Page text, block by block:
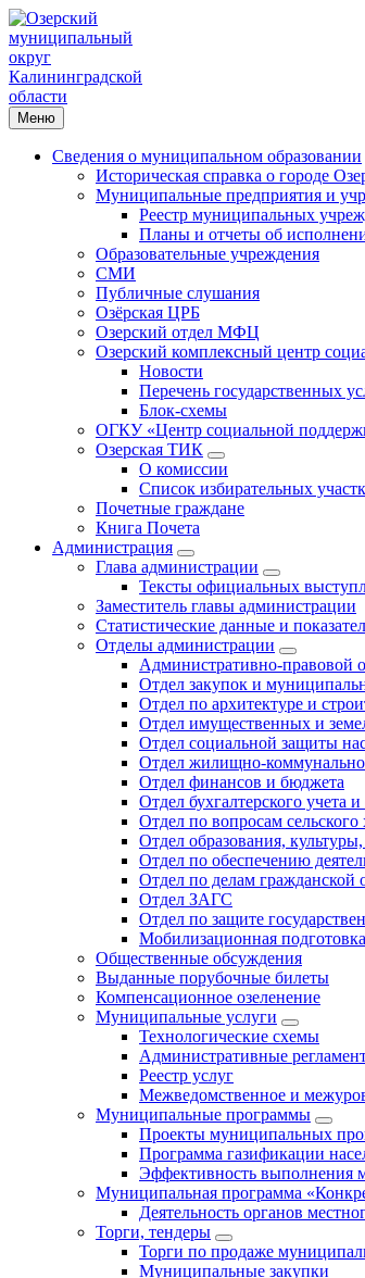
Меню
Сведения о муниципальном образовании
Историческая справка о городе
Муниципальные предприятия и
Реестр муниципальных
Планы и отчеты об
Образовательные учреждения
СМИ
Публичные слушания
Озёрская ЦРБ
Озерский отдел МФЦ
Озерский комплексный центр
Новости
Перечень государственных
Блок-схемы
ОГКУ «Центр социальной
Озерская ТИК
О комиссии
Список избирательных
Почетные граждане
Книга Почета
Администрация
Глава администрации
Тексты официальных
Заместитель главы администрации
Статистические данные и
Отделы администрации
Административно-правовой
Отдел закупок и
Отдел по архитектуре и
Отдел имущественных и
Отдел социальной защиты
Отдел жилищно-
Отдел финансов и бюджета
Отдел бухгалтерского учета и
Отдел по вопросам сельского
Отдел образования,
Отдел по обеспечению
Отдел по делам
Отдел ЗАГС
Отдел по защите
Мобилизационная подготовка
Общественные обсуждения
Выданные порубочные билеты
Компенсационное озеленение
Муниципальные услуги
Технологические схемы
Административные
Реестр услуг
Межведомственное и
Муниципальные программы
Проекты муниципальных
Программа газификации
Эффективность выполнения
Муниципальная программа
Деятельность органов
Торги, тендеры
Торги по продаже
Муниципальные закупки